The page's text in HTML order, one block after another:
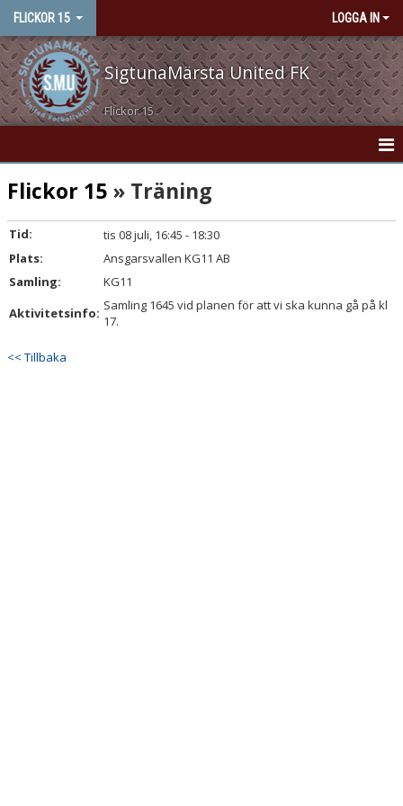
FLICKOR 15 LOGGA IN
SigtunaMärsta United FK
Flickor 15
HEM
NYHETER
KONTAKT
Flickor 15 » Träning
Tid:
tis 08 juli, 16:45 - 18:30
Plats:
Ansgarsvallen KG11 AB
Samling:
KG11
Aktivitetsinfo: Samling 1645 vid planen för att vi ska kunna gå på kl
17.
<< Tillbaka